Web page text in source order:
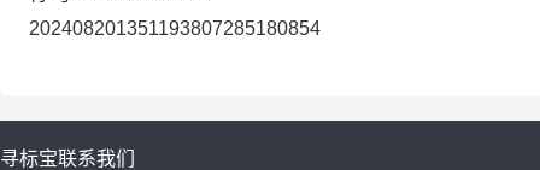
202408201351193807285180854
寻标宝联系我们